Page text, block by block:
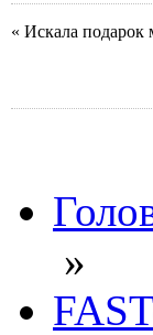
« Искала подарок
»